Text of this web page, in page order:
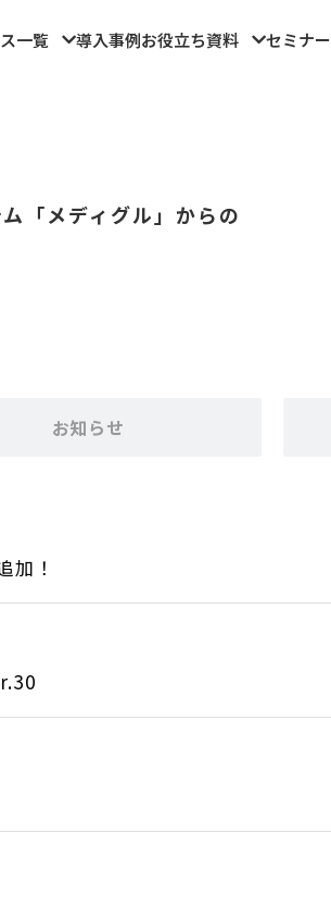
一覧 導入事例お役立ち資料 セミナ
「メディグル」からの
お知らせ
加！